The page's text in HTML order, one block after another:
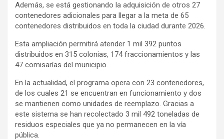
Además, se está gestionando la adquisición de otros 27
contenedores adicionales para llegar a la meta de 65
contenedores distribuidos en toda la ciudad durante 2026.
Esta ampliación permitirá atender 1 mil 392 puntos
distribuidos en 315 colonias, 174 fraccionamientos y las
47 comisarías del municipio.
En la actualidad, el programa opera con 23 contenedores,
de los cuales 21 se encuentran en funcionamiento y dos
se mantienen como unidades de reemplazo. Gracias a
este sistema se han recolectado 3 mil 492 toneladas de
residuos especiales que ya no permanecen en la vía
pública.